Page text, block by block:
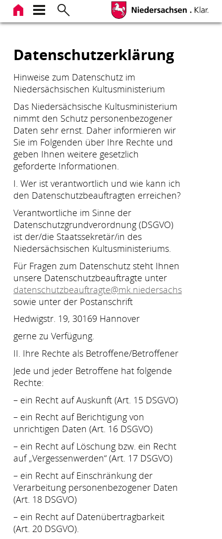
Zum
Inhalt
Datenschutzerklärung
Hinweise zum Datenschutz im
Niedersächsischen Kultusministerium
Das Niedersächsische Kultusministerium
nimmt den Schutz personenbezogener
Daten sehr ernst. Daher informieren wir
Sie im Folgenden über Ihre Rechte und
geben Ihnen weitere gesetzlich
geforderte Informationen.
I. Wer ist verantwortlich und wie kann ich
den Datenschutzbeauftragten erreichen?
Verantwortliche im Sinne der
Datenschutzgrundverordnung (DSGVO)
ist der/die Staatssekretär/in des
Niedersächsischen Kultusministeriums.
Für Fragen zum Datenschutz steht Ihnen
unsere Datenschutzbeauftragte unter
datenschutzbeauftragte@mk.niedersachsen.de
sowie unter der Postanschrift
Hedwigstr. 19, 30169 Hannover
gerne zu Verfügung.
II. Ihre Rechte als Betroffene/Betroffener
Jede und jeder Betroffene hat folgende
Rechte:
– ein Recht auf Auskunft (Art. 15 DSGVO)
– ein Recht auf Berichtigung von
unrichtigen Daten (Art. 16 DSGVO)
– ein Recht auf Löschung bzw. ein Recht
auf „Vergessenwerden“ (Art. 17 DSGVO)
– ein Recht auf Einschränkung der
Verarbeitung personenbezogener Daten
(Art. 18 DSGVO)
– ein Recht auf Datenübertragbarkeit
(Art. 20 DSGVO).